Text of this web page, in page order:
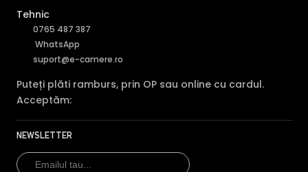
Tehnic
0765 487 387
WhatsApp
suport@e-camere.ro
Puteți plăti ramburs, prin OP sau online cu cardul.
Acceptăm:
NEWSLETTER